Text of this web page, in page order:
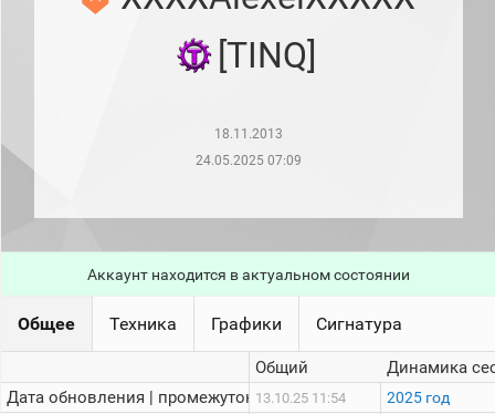
игроков
Статистика
стримеров
Информация
[TINQ]
18.11.2013
24.05.2025 07:09
Аккаунт находится в актуальном состоянии
Общее Техника Графики Сигнатура
Дата обновления | промежуток:
Общий
13.10.25 11:54
Динамика
2025 год